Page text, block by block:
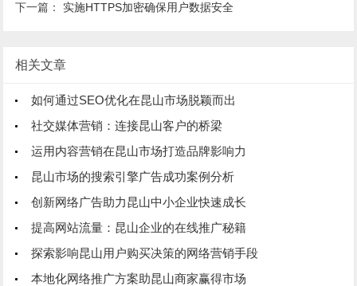
下一篇： 实施HTTPS加密确保用户数据安全
相关文章
如何通过SEO优化在昆山市场脱颖而出
社交媒体营销：连接昆山客户的桥梁
运用内容营销在昆山市场打造品牌影响力
昆山市场的搜索引擎广告成功案例分析
创新网络广告助力昆山中小企业快速成长
提高网站流量：昆山企业的在线推广秘籍
探索影响昆山用户购买决策的网络营销手段
本地化网络推广方案助昆山商家赢得市场